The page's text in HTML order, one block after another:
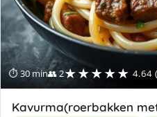
⏱ 30 min👥 2★★★★★ 4.64
Kavurma(roerbakken